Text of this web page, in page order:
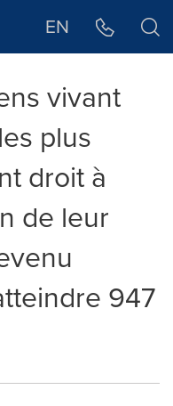
EN
vivant
plus
droit à
de leur
947